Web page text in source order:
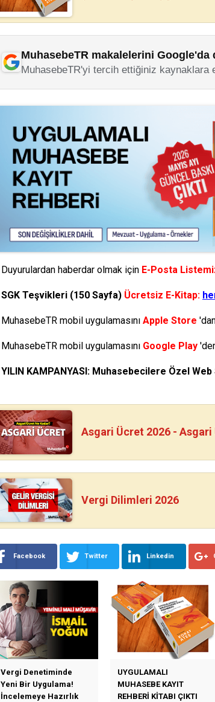
MuhasebeTR makalelerini Google'da
MuhasebeTR'yi tercih ettiğiniz kaynaklara
Duyurulardan haberdar olmak için E-Posta
SGK Teşvikleri (150 Sayfa) Ücretsiz E-Kitap:
MuhasebeTR mobil uygulamasını Apple Store
MuhasebeTR mobil uygulamasını Google Play
YILIN KAMPANYASI: Muhasebecilere Özel
Asgari Ücret 2026 - Asgari
Vergi Dilimleri 2026
Facebook Twitter Linkedin
Vergi Denetiminde
Yeni Bir Uygulama!
İncelemeye Hazırlık
UYGULAMALI
MUHASEBE KAYIT
REHBERİ KİTABI ÇIKTI